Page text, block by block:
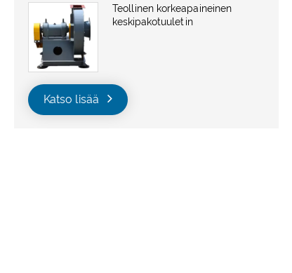
Teollinen korkeapaineinen
keskipakotuuletin
Katso lisää